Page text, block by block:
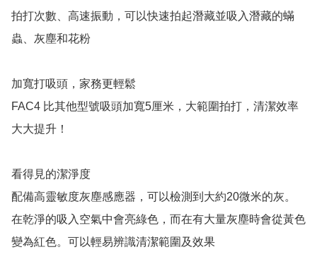
拍打次數、高速振動，可以快速拍起潛藏並吸入潛藏的蟎
蟲、灰塵和花粉
加寬打吸頭，家務更輕鬆
FAC4 比其他型號吸頭加寬5厘米，大範圍拍打，清潔效率
大大提升！
看得見的潔淨度
配備高靈敏度灰塵感應器，可以檢測到大約20微米的灰。
在乾淨的吸入空氣中會亮綠色，而在有大量灰塵時會從黃色
變為紅色。可以輕易辨識清潔範圍及效果